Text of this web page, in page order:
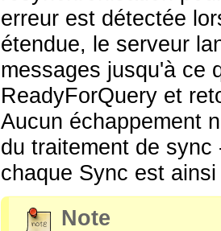
erreur est détectée
étendue, le serveur
messages jusqu'à ce
ReadyForQuery et
Aucun échappement
du traitement de
chaque Sync est
Note